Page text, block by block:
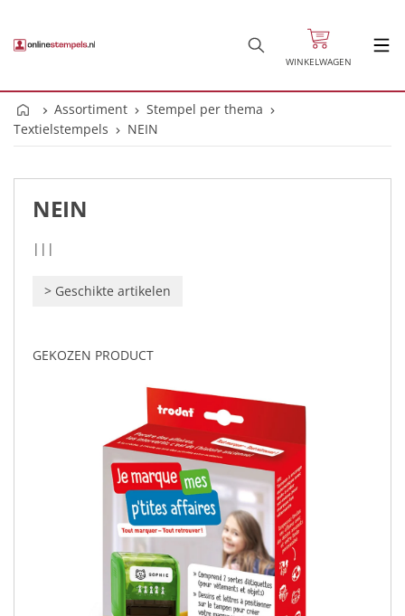
WINKELWAGEN
Assortiment
Stempel per thema
Textielstempels
NEIN
NEIN
|||
> Geschikte artikelen
GEKOZEN PRODUCT